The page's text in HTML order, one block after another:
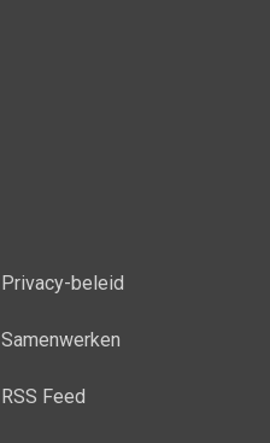
Privacy-beleid
Samenwerken
RSS Feed